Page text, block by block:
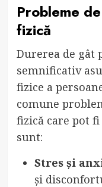
Probleme
fizică
Durerea de gât
semnificativ
fizice a
comune
fizică care pot fi
sunt:
Stres și
și